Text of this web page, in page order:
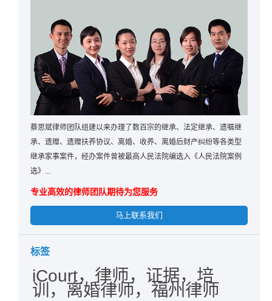
蔡思斌律师团队组建以来办理了数百宗的继承、法定继承、遗嘱继
承、遗赠、遗赠扶养协议、离婚、收养、离婚后财产纠纷等各类型
继承家事案件，经办案件曾被最高人民法院编选入《人民法院案例
选》...
专业高效的律师团队期待为您服务
马上联系我们
标签
iCourt，律师，证据，培
训，离婚律师，福州律师